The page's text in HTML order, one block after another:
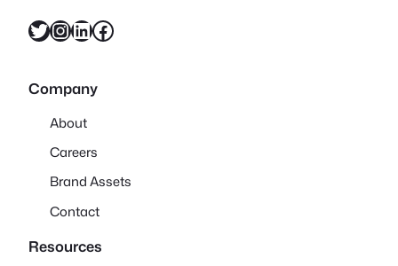
X InstagramLinkedIn Facebook
Company
About
Careers
Brand Assets
Contact
Resources